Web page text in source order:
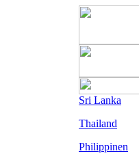
Sri Lanka
Thailand
Philippinen